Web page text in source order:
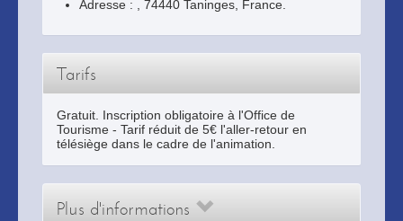
Adresse : 74440 Taninges , France.
Tarifs
Gratuit. Inscription obligatoire à l'Office de
Tourisme - Tarif réduit de 5€ l'aller-retour en
télésiège dans le cadre de l'animation.
Plus d'informations